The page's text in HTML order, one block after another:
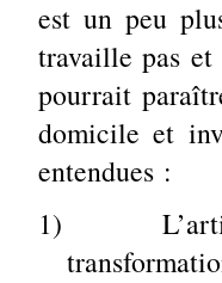
est un peu
travaille pas
pourrait
domicile et
entendues :
1)